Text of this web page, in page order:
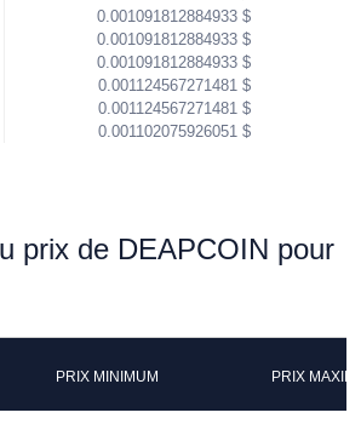
0.001091812884933 $
0.001091812884933 $
0.001091812884933 $
0.001124567271481 $
0.001124567271481 $
0.001102075926051 $
prix de DEAPCOIN pour
PRIX MINIMUM PRIX